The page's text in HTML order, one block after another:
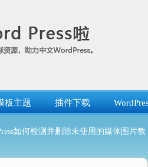
板主题 插件下载
如何检测并删除未使用的媒体图片教